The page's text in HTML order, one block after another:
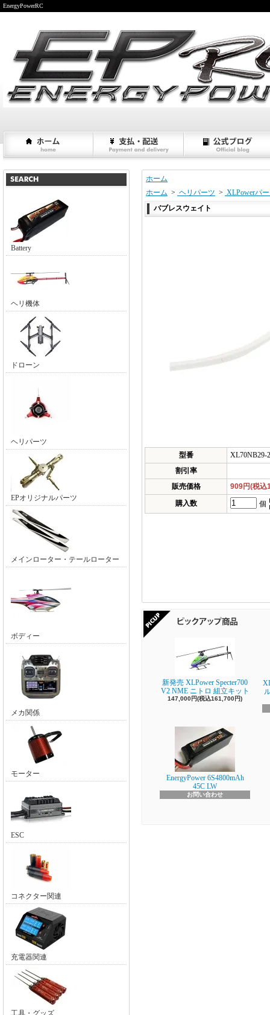
EnergyPowerRC
Battery
ヘリ機体
ドローン
ヘリパーツ
EPオリジナルパーツ
メインローター・テールローター
ボディー
メカ関係
モーター
ESC
コネクター関連
充電器関連
工具・グッズ
ホーム
ホーム > ヘリパーツ > XLPowerパ
バブレスウェイト
型番
XL70NB29-2
割引率
販売価格
909円(税込
購入数
個
新発売 XLPower Specter700
V2 NME ニトロ 組立キット
147,000円(税込161,700円)
EnergyPower 6S4800mAh
45C LW
お問い合わせ